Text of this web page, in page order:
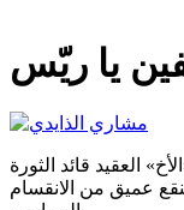
العقيد قائد الثورة
عميق من الانقسام